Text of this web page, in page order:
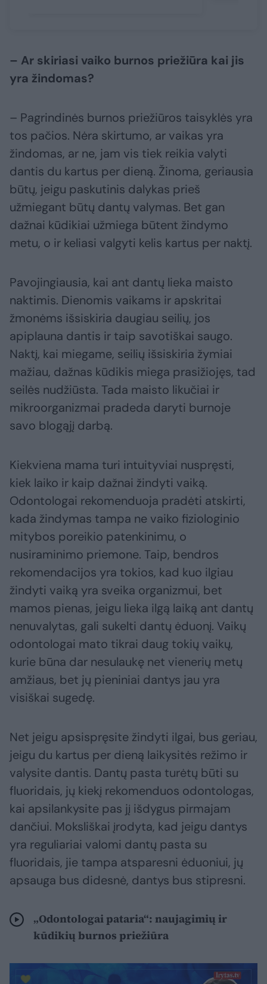
– Ar skiriasi vaiko burnos priežiūra kai jis
yra žindomas?
– Pagrindinės burnos priežiūros taisyklės yra
tos pačios. Nėra skirtumo, ar vaikas yra
žindomas, ar ne, jam vis tiek reikia valyti
dantis du kartus per dieną. Žinoma, geriausia
būtų, jeigu paskutinis dalykas prieš
užmiegant būtų dantų valymas. Bet gan
dažnai kūdikiai užmiega būtent žindymo
metu, o ir keliasi valgyti kelis kartus per naktį.
Pavojingiausia, kai ant dantų lieka maisto
naktimis. Dienomis vaikams ir apskritai
žmonėms išsiskiria daugiau seilių, jos
apiplauna dantis ir taip savotiškai saugo.
Naktį, kai miegame, seilių išsiskiria žymiai
mažiau, dažnas kūdikis miega prasižiojęs, tad
seilės nudžiūsta. Tada maisto likučiai ir
mikroorganizmai pradeda daryti burnoje
savo blogąjį darbą.
Kiekviena mama turi intuityviai nuspręsti,
kiek laiko ir kaip dažnai žindyti vaiką.
Odontologai rekomenduoja pradėti atskirti,
kada žindymas tampa ne vaiko fiziologinio
mitybos poreikio patenkinimu, o
nusiraminimo priemone. Taip, bendros
rekomendacijos yra tokios, kad kuo ilgiau
žindyti vaiką yra sveika organizmui, bet
mamos pienas, jeigu lieka ilgą laiką ant dantų
nenuvalytas, gali sukelti dantų ėduonį. Vaikų
odontologai mato tikrai daug tokių vaikų,
kurie būna dar nesulaukę net vienerių metų
amžiaus, bet jų pieniniai dantys jau yra
visiškai sugedę.
Net jeigu apsispręsite žindyti ilgai, bus geriau,
jeigu du kartus per dieną laikysitės režimo ir
valysite dantis. Dantų pasta turėtų būti su
fluoridais, jų kiekį rekomenduos odontologas,
kai apsilankysite pas jį išdygus pirmajam
dančiui. Moksliškai įrodyta, kad jeigu dantys
yra reguliariai valomi dantų pasta su
fluoridais, jie tampa atsparesni ėduoniui, jų
apsauga bus didesnė, dantys bus stipresni.
„Odontologai pataria“: naujagimių ir
kūdikių burnos priežiūra